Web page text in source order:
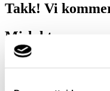
Takk! Vi
Mislyktes
Bestill et